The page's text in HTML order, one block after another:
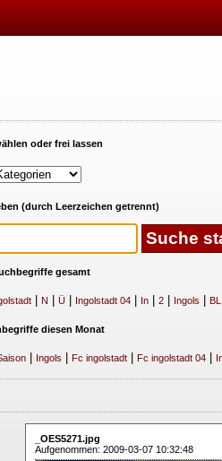
oder frei lassen
(durch Leerzeichen getrennt)
gesamt
| N Ü Ingolstadt 04| In| 2| Ingols BL
diesen Monat
| Ingols Fc ingolstadt| Fc ingolstadt 04|
_OES5271.jpg
Aufgenommen: 2009-03-07 10:32:48